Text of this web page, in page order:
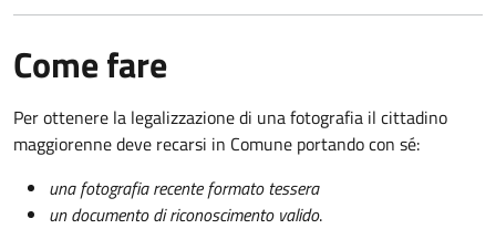
Come fare
Per ottenere la legalizzazione di una fotografia il cittadino
maggiorenne deve recarsi in Comune portando con sé:
una fotografia recente formato tessera
un documento di riconoscimento valido.